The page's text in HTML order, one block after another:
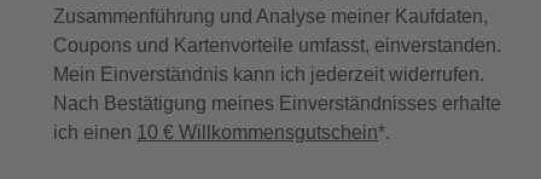
Zusammenführung und Analyse meiner Kaufdaten,
Coupons und Kartenvorteile umfasst, einverstanden.
Mein Einverständnis kann ich jederzeit widerrufen.
Nach Bestätigung meines Einverständnisses erhalte
ich einen 10 € Willkommensgutschein*.